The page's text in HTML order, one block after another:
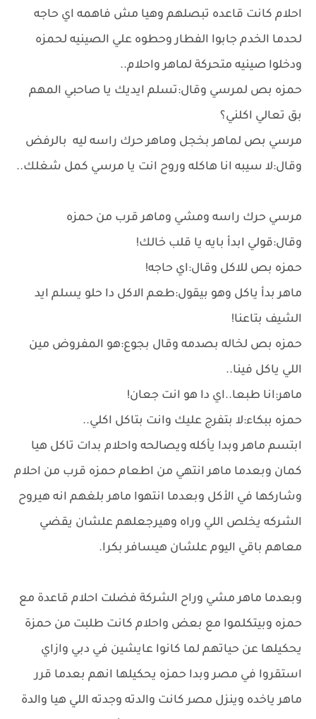
احلام كانت قاعده تبصلهم وهيا مش فاهمه اي حاجه
لحدما الخدم جابوا الفطار وحطوه علي الصينيه لحمزه
ودخلوا صينيه متحركة لماهر واحلام..
حمزه بص لمرسي وقال:تسلم ايديك يا صاحبي المهم
بق تعالي اكلني؟
مرسي بص لماهر بخجل وماهر حرك راسه ليه بالرفض
وقال:لا سيبه انا هاكله وروح انت يا مرسي كمل شغلك..
مرسي حرك راسه ومشي وماهر قرب من حمزه
وقال:قولي ابدأ بايه يا قلب خالك!
حمزه بص للاكل وقال:اي حاجه!
ماهر بدأ ياكل وهو بيقول:طعم الاكل دا حلو يسلم ايد
الشيف بتاعنا!
حمزه بص لخاله بصدمه وقال بجوع:هو المفروض مين
اللي ياكل فينا..
ماهر:انا طبعا..اي دا هو انت جعان!
حمزه ببكاء:لا بتفرج عليك وانت بتاكل اكلي..
ابتسم ماهر وبدا يأكله ويصالحه واحلام بدات تاكل هيا
كمان وبعدما ماهر انتهي من اطعام حمزه قرب من احلام
وشاركها في الأكل وبعدما انتهوا ماهر بلغهم انه هيروح
الشركه يخلص اللي وراه وهيرجعلهم علشان يقضي
معاهم باقي اليوم علشان هيسافر بكرا.
وبعدما ماهر مشي وراح الشركة فضلت احلام قاعدة مع
حمزه وبيتكلموا مع بعض واحلام كانت طلبت من حمزة
يحكيلها عن حياتهم لما كانوا عايشين في دبي وازاي
استقروا في مصر وبدا حمزه يحكيلها انهم بعدما قرر
ماهر ياخده وينزل مصر كانت والدته وجدته اللي هيا والدة